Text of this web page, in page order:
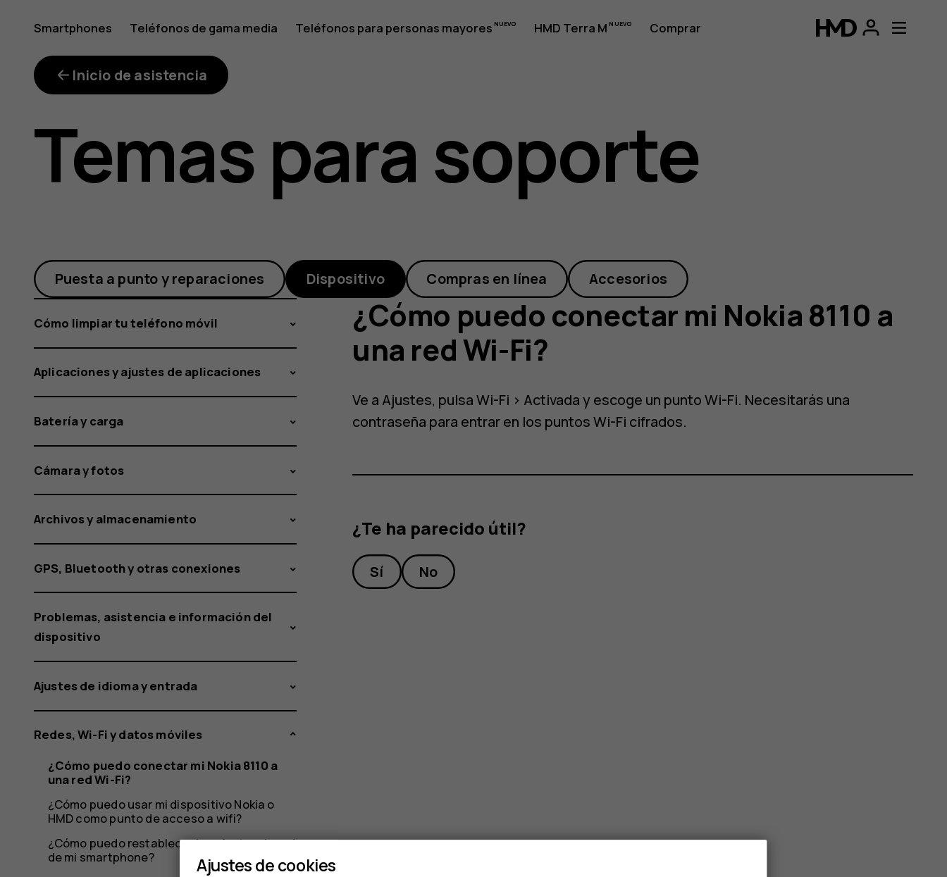
¿Cómo
puedo
conectar
mi
Nokia
8110
a
una
red
Wi-
Fi?
Smartphones Teléfonos de gama media Teléfonos para personas mayores HMD Terra M Comprar
Mi cuenta
Inicio de asistencia
Temas para soporte
Puesta a punto y reparaciones Dispositivo Compras en línea Accesorios
Cómo limpiar tu teléfono móvil
Aplicaciones y ajustes de aplicaciones
Batería y carga
Cámara y fotos
Archivos y almacenamiento
GPS, Bluetooth y otras conexiones
Problemas, asistencia e información del
dispositivo
Ajustes de idioma y entrada
Redes, Wi-Fi y datos móviles
¿Cómo puedo conectar mi Nokia 8110 a
una red Wi-Fi?
¿Cómo puedo usar mi dispositivo Nokia o
HMD como punto de acceso a wifi?
¿Cómo puedo restablecer los ajustes de red
de mi smartphone?
¿Cómo puedo conectar mi Nokia 8110 a
una red Wi-Fi?
Ve a Ajustes, pulsaWi-Fi > Activaday escoge un punto Wi-Fi. Necesitarás una
contraseña para entrar en los puntos Wi-Fi cifrados.
¿Te ha parecido útil?
Sí No
Ajustes de cookies